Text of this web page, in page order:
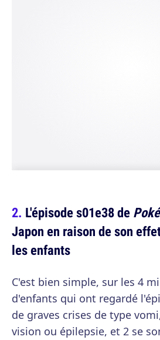
L'épisode s01e38 de
Japon en raison de son
les enfants
C'est bien simple, sur les 4
d'enfants qui ont regardé
de graves crises de type
vision ou épilepsie, et 2 se